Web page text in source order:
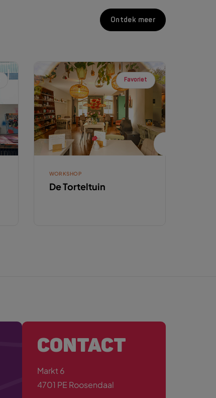
Ontdek meer
Favoriet
WORKSHOP
De Torteltuin
CONTACT
Markt 6
4701 PE Roosendaal